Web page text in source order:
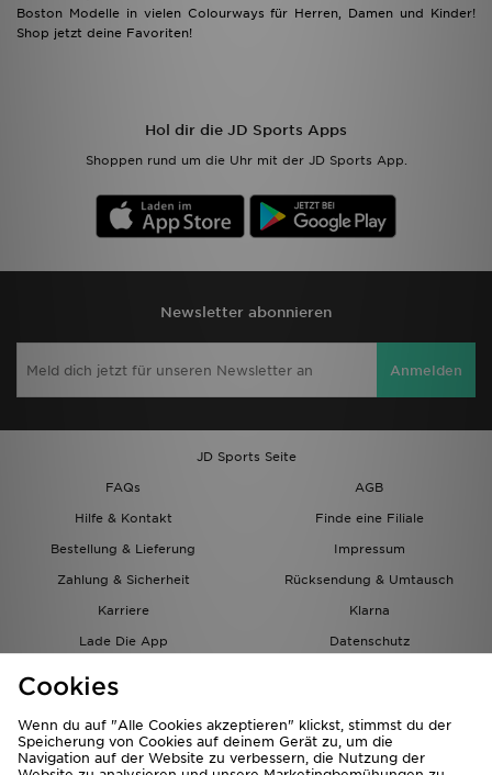
Boston Modelle in vielen Colourways für Herren, Damen und Kinder!
Shop jetzt deine Favoriten!
Hol dir die JD Sports Apps
Shoppen rund um die Uhr mit der JD Sports App.
Newsletter abonnieren
Anmelden
JD Sports Seite
FAQs
AGB
Hilfe & Kontakt
Finde eine Filiale
Bestellung & Lieferung
Impressum
Zahlung & Sicherheit
Rücksendung & Umtausch
Karriere
Klarna
Lade Die App
Datenschutz
Cookies
Wenn du auf "Alle Cookies akzeptieren" klickst, stimmst du der
Speicherung von Cookies auf deinem Gerät zu, um die
Navigation auf der Website zu verbessern, die Nutzung der